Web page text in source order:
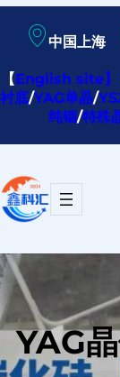
内
容
中国上海
【English site
衬底/YAG单晶/
纯铟/特殊
YAG